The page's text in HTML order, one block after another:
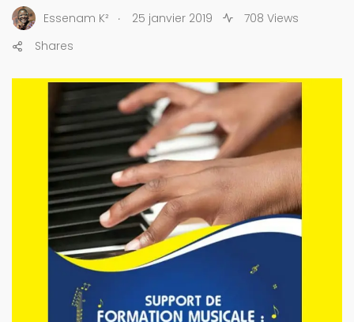
Essenam K² . 25 janvier 2019
708 Views
Shares